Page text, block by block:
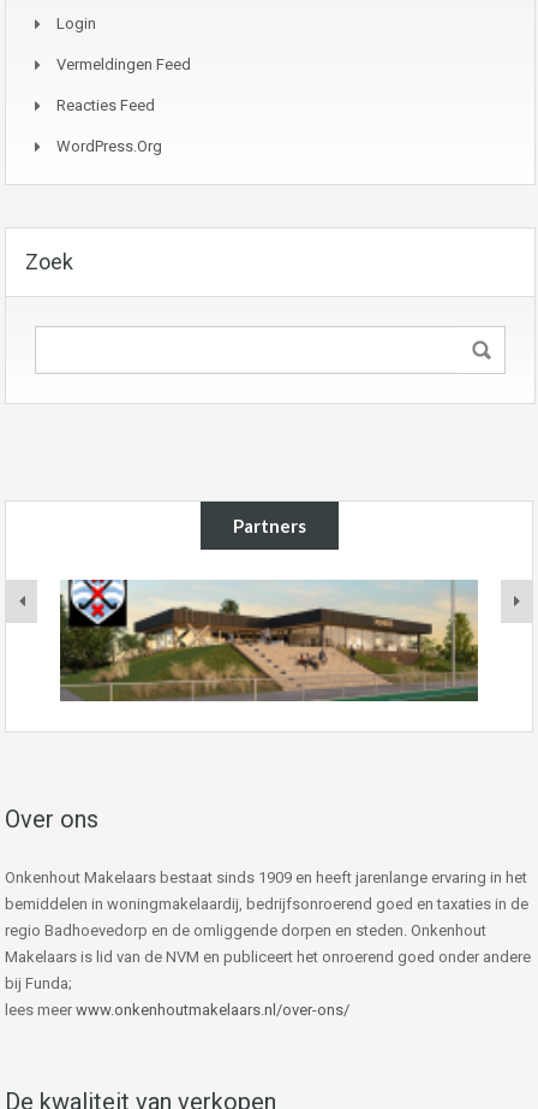
Login
Vermeldingen Feed
Reacties Feed
WordPress.org
Zoek
Partners
Over ons
Onkenhout Makelaars bestaat sinds 1909 en heeft jarenlange ervaring in het
bemiddelen in woningmakelaardij, bedrijfsonroerend goed en taxaties in de
regio Badhoevedorp en de omliggende dorpen en steden. Onkenhout
Makelaars is lid van de NVM en publiceert het onroerend goed onder andere
bij Funda;
lees meer www.onkenhoutmakelaars.nl/over-ons/
De kwaliteit van verkopen